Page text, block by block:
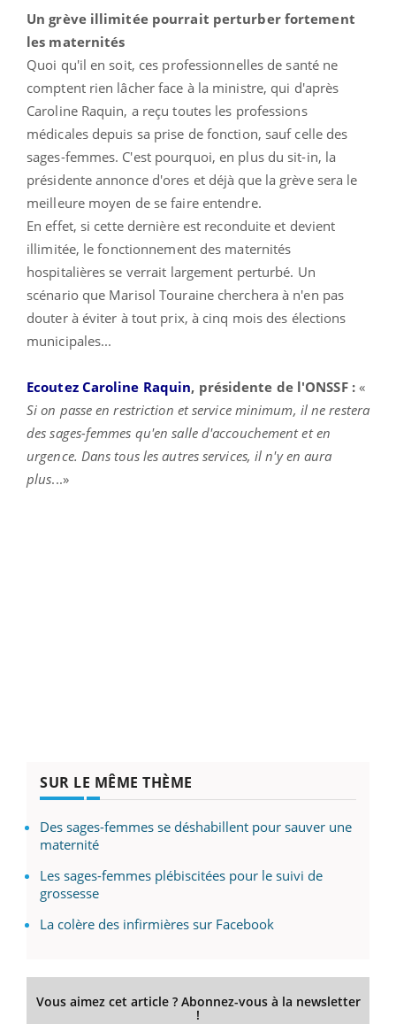
Un grève illimitée pourrait perturber fortement
les maternités
Quoi qu'il en soit, ces professionnelles de santé ne
comptent rien lâcher face à la ministre, qui d'après
Caroline Raquin, a reçu toutes les professions
médicales depuis sa prise de fonction, sauf celle des
sages-femmes. C'est pourquoi, en plus du sit-in, la
présidente annonce d'ores et déjà que la grève sera le
meilleure moyen de se faire entendre.
En effet, si cette dernière est reconduite et devient
illimitée, le fonctionnement des maternités
hospitalières se verrait largement perturbé. Un
scénario que Marisol Touraine cherchera à n'en pas
douter à éviter à tout prix, à cinq mois des élections
municipales...
Ecoutez Caroline Raquin, présidente de l'ONSSF : «
Si on passe en restriction et service minimum, il ne restera
des sages-femmes qu'en salle d'accouchement et en
urgence. Dans tous les autres services, il n'y en aura
plus...»
SUR LE MÊME THÈME
Des sages-femmes se déshabillent pour sauver une
maternité
Les sages-femmes plébiscitées pour le suivi de
grossesse
La colère des infirmières sur Facebook
Vous aimez cet article ? Abonnez-vous à la newsletter
!